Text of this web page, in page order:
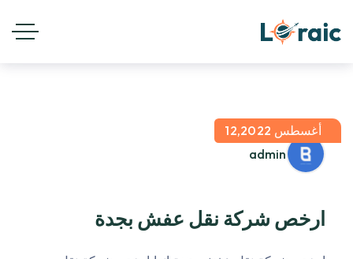
admin
أغسطس 12,2022
ارخص شركة نقل عفش بجدة